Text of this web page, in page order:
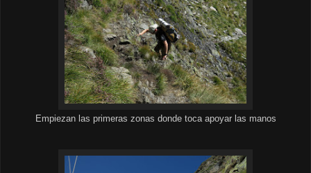
Empiezan las primeras zonas donde toca apoyar las manos